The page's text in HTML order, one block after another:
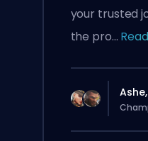
your trusted
the pro...